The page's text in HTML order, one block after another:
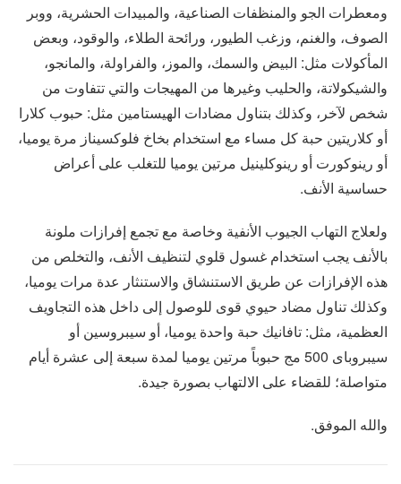
ومعطرات الجو والمنظفات الصناعية، والمبيدات الحشرية، ووبر
الصوف، والغنم، وزغب الطيور، ورائحة الطلاء، والوقود، وبعض
المأكولات مثل: البيض والسمك، والموز، والفراولة، والمانجو،
والشيكولاتة، والحليب وغيرها من المهيجات والتي تتفاوت من
شخص لآخر، وكذلك بتناول مضادات الهيستامين مثل: حبوب كلارا
أو كلاريتين حبة كل مساء مع استخدام بخاخ فلوكسيناز مرة يوميا،
أو رينوكورت أو رينوكلينيل مرتين يوميا للتغلب على أعراض
حساسية الأنف.
ولعلاج التهاب الجيوب الأنفية وخاصة مع تجمع إفرازات ملونة
بالأنف يجب استخدام غسول قلوي لتنظيف الأنف، والتخلص من
هذه الإفرازات عن طريق الاستنشاق والاستنثار عدة مرات يوميا،
وكذلك تناول مضاد حيوي قوى للوصول إلى داخل هذه التجاويف
العظمية، مثل: تافانيك حبة واحدة يوميا، أو سيبروسين أو
سيبروباى 500 مج حبوباً مرتين يوميا لمدة سبعة إلى عشرة أيام
متواصلة؛ للقضاء على الالتهاب بصورة جيدة.
والله الموفق.